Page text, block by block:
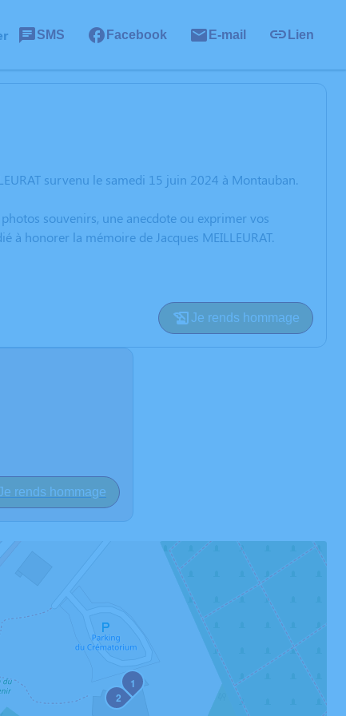
SMS Facebook E-mail Lien
survenu le samedi 15 juin 2024 à Montauban.
souvenirs, une anecdote ou exprimer vos
à honorer la mémoire de Jacques MEILLEURAT.
Je rends hommage
rends hommage
1
2